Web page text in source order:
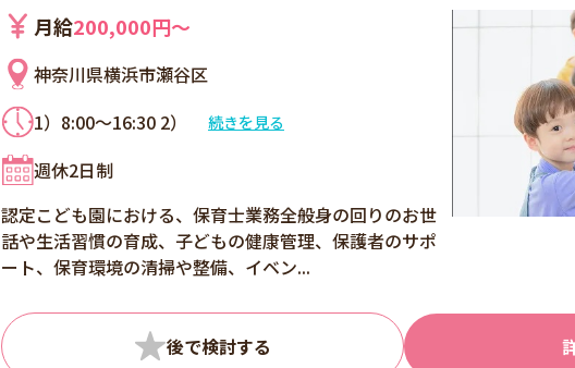
月給200,000円〜
神奈川県横浜市瀬谷区
1）8:00～16:30 2）
間：60分 時間外勤
務：あり
続きを見る
週休2日制
認定こども園における、保育士業務全般身の回りのお世
話や生活習慣の育成、子どもの健康管理、保護者のサポ
ート、保育環境の清掃や整備、イベン...